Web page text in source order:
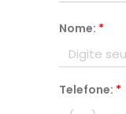
Nome: *
Telefone: *